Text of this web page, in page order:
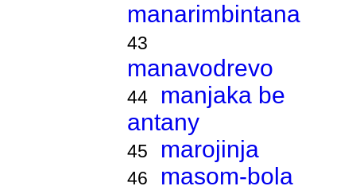
manarimbintana
43
manavodrevo
44
manjaka be
antany
45 marojinja
46 masom-bola